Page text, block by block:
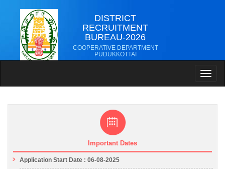
DISTRICT
RECRUITMENT
BUREAU-2026
COOPERATIVE DEPARTMENT
PUDUKKOTTAI
Important Dates
Application Start Date : 06-08-2025